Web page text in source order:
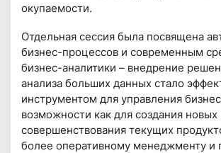
окупаемости.
Отдельная сессия была посвящена
бизнес-процессов и современным
бизнес-аналитики – внедрение
анализа больших данных стало
инструментом для управления
возможности как для создания новых
совершенствования текущих
более оперативному менеджменту